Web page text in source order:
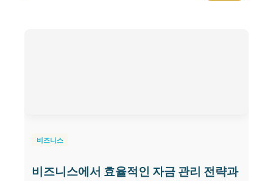
비즈니스
비즈니스에서 효율적인 자금 관리 전략과